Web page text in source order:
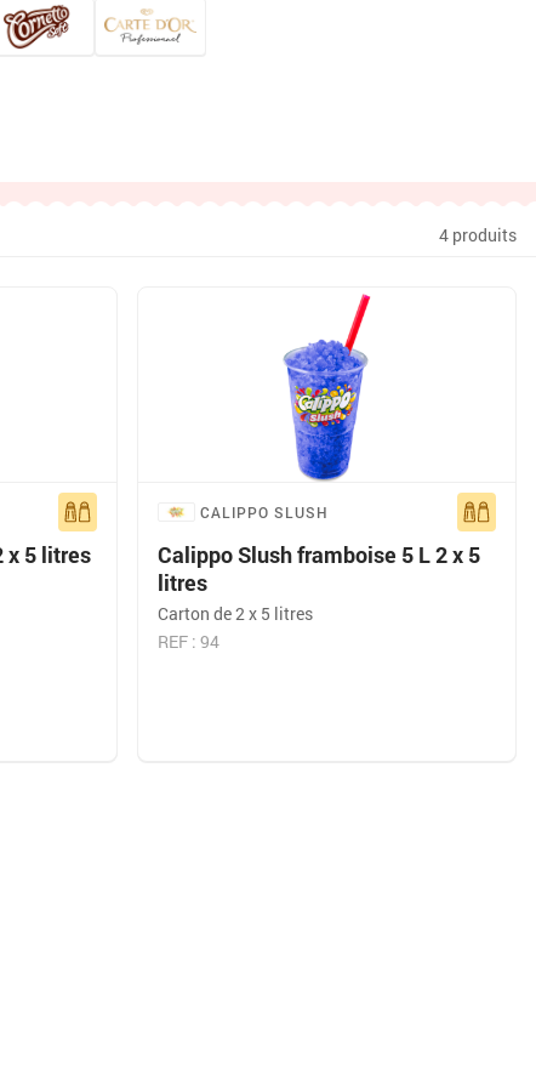
4 produits
x 5 litres
CALIPPO SLUSH
Calippo Slush framboise 5 L 2 x 5
litres
Carton de 2 x 5 litres
REF : 94